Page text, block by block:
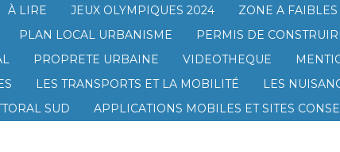
À LIRE JEUX OLYMPIQUES 2024 ZONE A
PLAN LOCAL URBANISME
PERMIS DE
PROPRETE URBAINE VIDEOTHEQUE
LES TRANSPORTS ET LA MOBILITÉ
LES
SUD
APPLICATIONS MOBILES ET SITES